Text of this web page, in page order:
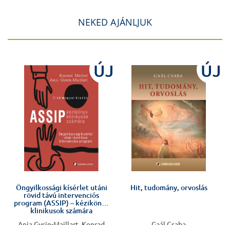
NEKED AJÁNLJUK
ÚJ
Öngyilkossági kísérlet utáni
rövid távú intervenciós
program (ASSIP) – kézikönyv
klinikusok számára
ÚJ
Hit, tudomány, orvoslás